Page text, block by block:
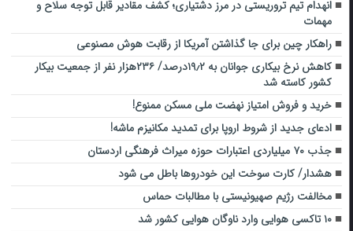
انهدام تیم تروریستی در مرز دشتیاری؛ کشف مقادیر قابل توجه سلاح و
مهمات
راهکار چین برای جا گذاشتن آمریکا از رقابت هوش مصنوعی
کاهش نرخ بیکاری جوانان به ۱۹٫۲درصد/ ۲۳۶هزار نفر از جمعیت بیکار
کشور کاسته شد
خرید و فروش امتیاز نهضت ملی مسکن ممنوع!
ادعای جدید از شروط اروپا برای تمدید مکانیزم ماشه!
جذب ۷۰ میلیاردی اعتبارات حوزه میراث فرهنگی اردستان
هشدار/ کارت سوخت این خودروها باطل می شود
مخالفت رژیم صهیونیستی با مطالبات حماس
۱۰ تاکسی هوایی وارد ناوگان هوایی کشور شد